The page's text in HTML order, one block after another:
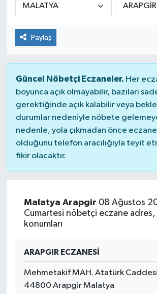
Paylaş
Güncel Nöbetçi Eczaneler. Her
boyunca açık olmayabilir, bazıları
gerektiğinde açık kalabilir veya
durumlar nedeniyle nöbete
nedenle, yola çıkmadan önce
olduğunu telefon aracılığıyla teyit
fikir olacaktır.
Malatya Arapgir 08 Ağustos
Cumartesi nöbetçi eczane
konumları
ARAPGIR ECZANESİ
Mehmetakif MAH. Atatürk
44800 Arapgir Malatya